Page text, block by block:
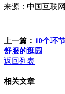
来源：中国互联
上一篇： 10个环
舒服的逛园
返回列表
相关文章